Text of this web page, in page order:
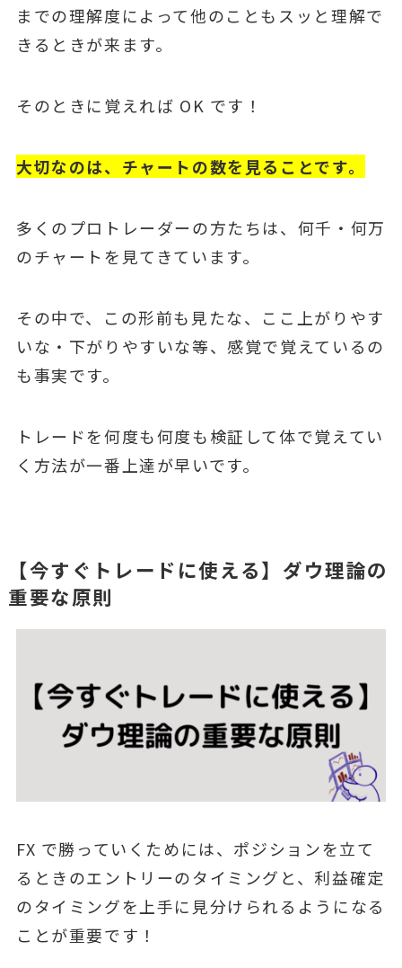
までの理解度によって他のこともスッと理解で
きるときが来ます。
そのときに覚えれば OK です！
大切なのは、チャートの数を見ることです。
多くのプロトレーダーの方たちは、何千・何万
のチャートを見てきています。
その中で、この形前も見たな、ここ上がりやす
いな・下がりやすいな等、感覚で覚えているの
も事実です。
トレードを何度も何度も検証して体で覚えてい
く方法が一番上達が早いです。
【今すぐトレードに使える】ダウ理論の
重要な原則
FX で勝っていくためには、ポジションを⽴て
るときのエントリーのタイミングと、利益確定
のタイミングを上⼿に⾒分けられるようになる
ことが重要です！